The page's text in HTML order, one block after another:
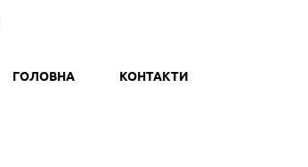
ГОЛОВНА КОНТАКТИ